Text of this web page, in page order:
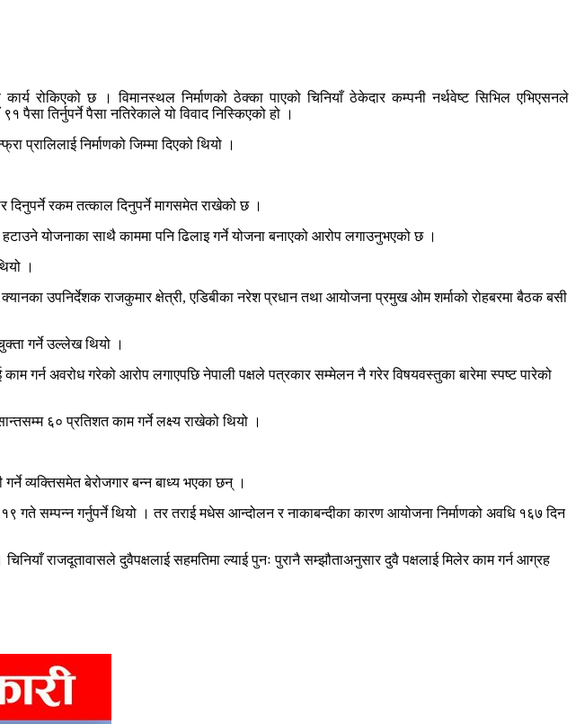
कार्य रोकिएको छ । विमानस्थल निर्माणको ठेक्का पाएको चिनियाँ ठेकेदार कम्पनी नर्थवेष्ट सिभिल एभिएसनले
तिर्नुपर्ने पैसा नतिरेकाले यो विवाद निस्किएको हो ।
प्रालिलाई निर्माणको जिम्मा दिएको थियो ।
दिनुपर्ने रकम तत्काल दिनुपर्ने मागसमेत राखेको छ ।
योजनाका साथै काममा पनि ढिलाइ गर्ने योजना बनाएको आरोप लगाउनुभएको छ ।
।
उपनिर्देशक राजकुमार क्षेत्री, एडिबीका नरेश प्रधान तथा आयोजना प्रमुख ओम शर्माको रोहबरमा बैठक बसी
गर्ने उल्लेख थियो ।
गर्न अवरोध गरेको आरोप लगाएपछि नेपाली पक्षले पत्रकार सम्मेलन नै गरेर विषयवस्तुका बारेमा स्पष्ट पारेको
६० प्रतिशत काम गर्ने लक्ष्य राखेको थियो ।
व्यक्तिसमेत बेरोजगार बन्न बाध्य भएका छन् ।
सम्पन्न गर्नुपर्ने थियो । तर तराई मधेस आन्दोलन र नाकाबन्दीका कारण आयोजना निर्माणको अवधि १६७ दिन
राजदूतावासले दुवैपक्षलाई सहमतिमा ल्याई पुनः पुरानै सम्झौताअनुसार दुवै पक्षलाई मिलेर काम गर्न आग्रह